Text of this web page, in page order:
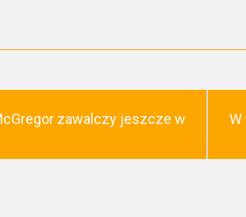
zawalczy jeszcze w
W